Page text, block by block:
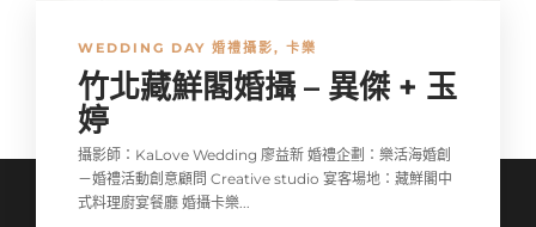
WEDDING DAY 婚禮攝影, 卡樂
竹北藏鮮閣婚攝 – 異傑 + 玉
婷
攝影師：KaLove Wedding 廖益新 婚禮企劃：樂活海婚創
－婚禮活動創意顧問 Creative studio 宴客場地：藏鮮閣中
式料理廚宴餐廳 婚攝卡樂...